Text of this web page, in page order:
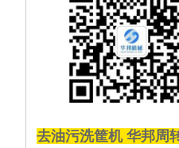
去油污洗筐机 华邦周